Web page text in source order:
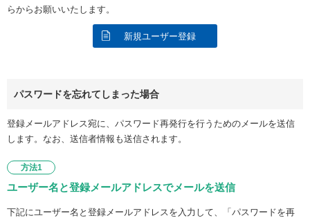
らからお願いいたします。
新規ユーザー登録
パスワードを忘れてしまった場合
登録メールアドレス宛に、パスワード再発行を行うためのメールを送信
します。なお、送信者情報も送信されます。
方法1
ユーザー名と登録メールアドレスでメールを送信
下記にユーザー名と登録メールアドレスを入力して、「パスワードを再